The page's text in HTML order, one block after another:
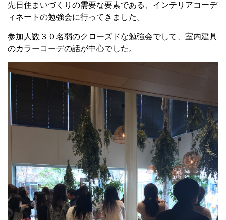
先日住まいづくりの需要な要素である、インテリアコーデ
ィネートの勉強会に行ってきました。
参加人数３０名弱のクローズドな勉強会でして、室内建具
のカラーコーデの話が中心でした。